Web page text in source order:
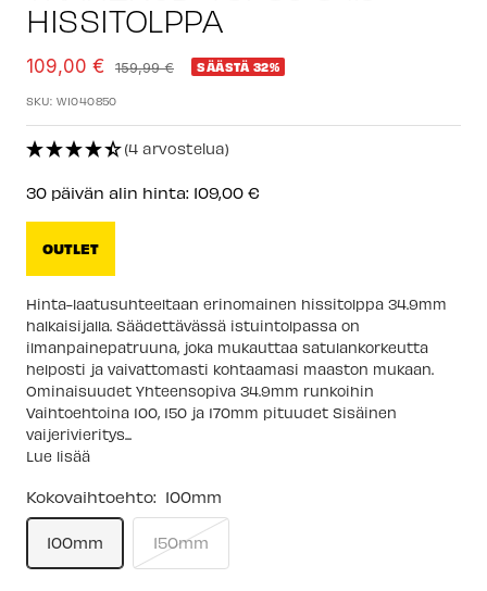
HISSITOLPPA
Alennushinta
109,00 € Normaalihinta
159,99 € SÄÄSTÄ 32%
SKU:W1040850
(4 arvostelua)
30 päivän alin hinta: 109,00 €
OUTLET
Hinta-laatusuhteeltaan erinomainen hissitolppa 34.9mm
halkaisijalla. Säädettävässä istuintolpassa on
ilmanpainepatruuna, joka mukauttaa satulankorkeutta
helposti ja vaivattomasti kohtaamasi maaston mukaan.
Ominaisuudet Yhteensopiva 34.9mm runkoihin
Vaihtoehtoina 100, 150 ja 170mm pituudet Sisäinen
vaijerivieritys...
Lue lisää
Kokovaihtoehto: 100mm
100mm 150mm